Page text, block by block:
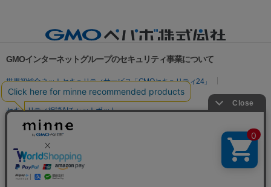
GMOインターネットグループのセキュリティ事業について
世界初総合ネットセキュリティサービス「GMOセキュリティ24」
パスワード漏洩診断
Webサイトリスク診断
セキュリティ相談AIチャットボット
実在証明・盗聴対策
サイバー攻撃対策（GMO Flatt Security）
セキュリティ事業の軌跡